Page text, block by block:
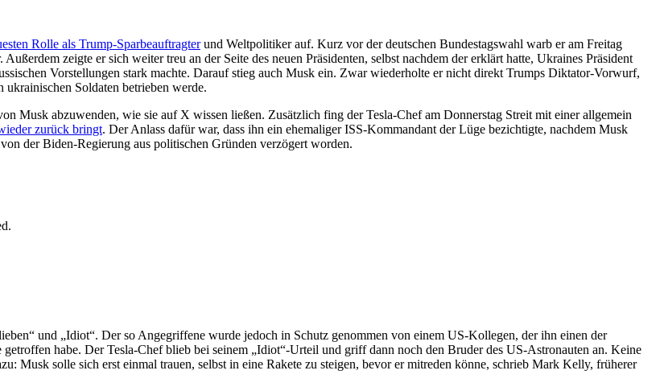
Rolle als Trump-Sparbeauftragterund Weltpolitiker auf. Kurz vor der deutschen Bundestagswahl warb er am Freitag
zeigte er sich weiter treu an der Seite des neuen Präsidenten, selbst nachdem der erklärt hatte, Ukraines Präsident
Vorstellungen stark machte. Darauf stieg auch Musk ein. Zwar wiederholte er nicht direkt Trumps Diktator-Vorwurf,
ukrainischen Soldaten betrieben werde.
Musk abzuwenden, wie sie auf X wissen ließen. Zusätzlich fing der Tesla-Chef am Donnerstag Streit mit einer allgemein
zurück bringt. Der Anlass dafür war, dass ihn ein ehemaliger ISS-Kommandant der Lüge bezichtigte, nachdem Musk
der Biden-Regierung aus politischen Gründen verzögert worden.
und „Idiot“. Der so Angegriffene wurde jedoch in Schutz genommen von einem US-Kollegen, der ihn einen der
habe. Der Tesla-Chef blieb bei seinem „Idiot“-Urteil und griff dann noch den Bruder des US-Astronauten an. Keine
Musk solle sich erst einmal trauen, selbst in eine Rakete zu steigen, bevor er mitreden könne, schrieb Mark Kelly, früherer